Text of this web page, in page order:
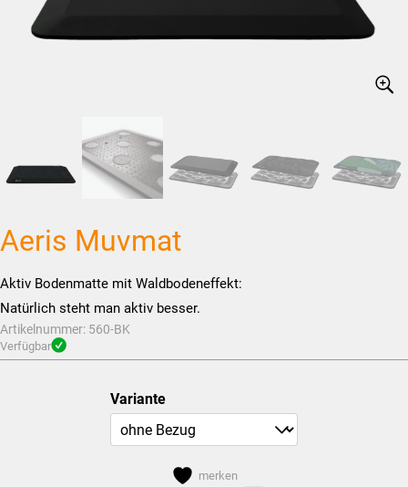
Aeris Muvmat
Aktiv Bodenmatte mit Waldbodeneffekt:
Natürlich steht man aktiv besser.
Artikelnummer: 560-BK
Verfügbar
Variante
merken